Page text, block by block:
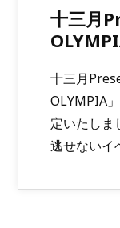
十三月
十三月
OLYMPIA
定いたしま
逃せないイ